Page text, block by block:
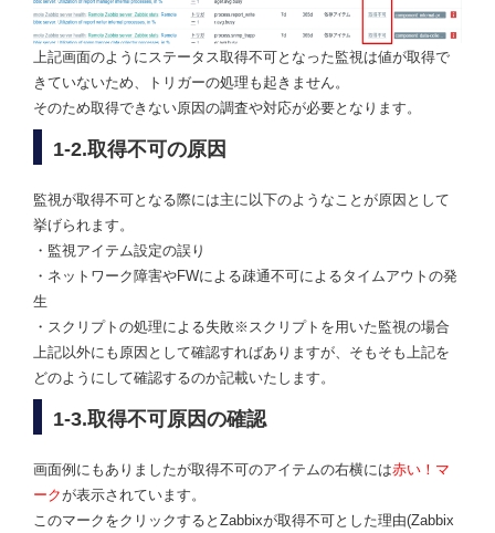
上記画面のようにステータス取得不可となった監視は値が取得で
きていないため、トリガーの処理も起きません。
そのため取得できない原因の調査や対応が必要となります。
1-2.取得不可の原因
監視が取得不可となる際には主に以下のようなことが原因として
挙げられます。
・監視アイテム設定の誤り
・ネットワーク障害やFWによる疎通不可によるタイムアウトの発
生
・スクリプトの処理による失敗※スクリプトを用いた監視の場合
上記以外にも原因として確認すればありますが、そもそも上記を
どのようにして確認するのか記載いたします。
1-3.取得不可原因の確認
画面例にもありましたが取得不可のアイテムの右横には赤い！マ
ークが表示されています。
このマークをクリックするとZabbixが取得不可とした理由(Zabbix